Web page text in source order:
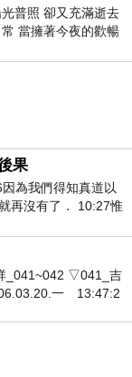
普照 卻又充滿逝去
當擁著今夜的歡暢
陽
果
為我們得知真道以
再沒有了． 10:27惟
人的烈火
_041~042 ▽041_吉
一 13:47:2